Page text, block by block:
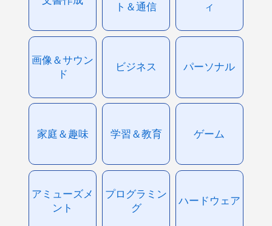
ト＆通信
ィ
画像＆サウン
ド
ビジネス パーソナル
家庭＆趣味 学習＆教育 ゲーム
アミューズメ
ント
プログラミン
グ
ハードウェア